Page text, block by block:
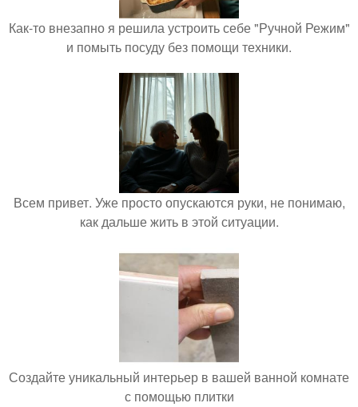
Как-то внезапно я решила устроить себе "Ручной Режим"
и помыть посуду без помощи техники.
Всем привет. Уже просто опускаются руки, не понимаю,
как дальше жить в этой ситуации.
Создайте уникальный интерьер в вашей ванной комнате
с помощью плитки